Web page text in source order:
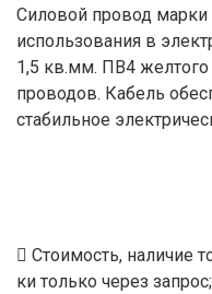
Силовой провод
использования в
1,5 кв.мм. ПВ4 желтого
проводов. Кабель
стабильное
Стоимость, наличие
ки только через запрос;